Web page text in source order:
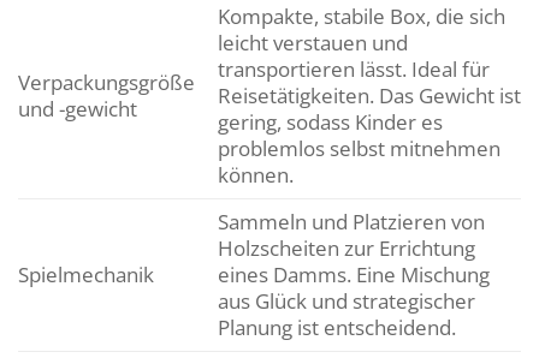
Verpackungsgröße
und -gewicht
Kompakte, stabile Box, die sich
leicht verstauen und
transportieren lässt. Ideal für
Reisetätigkeiten. Das Gewicht ist
gering, sodass Kinder es
problemlos selbst mitnehmen
können.
Spielmechanik
Sammeln und Platzieren von
Holzscheiten zur Errichtung
eines Damms. Eine Mischung
aus Glück und strategischer
Planung ist entscheidend.